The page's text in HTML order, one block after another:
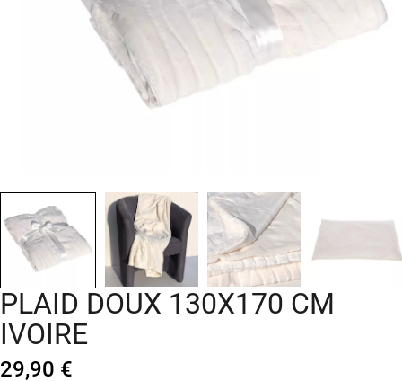
PLAID DOUX 130X170 CM
IVOIRE
29,90 €